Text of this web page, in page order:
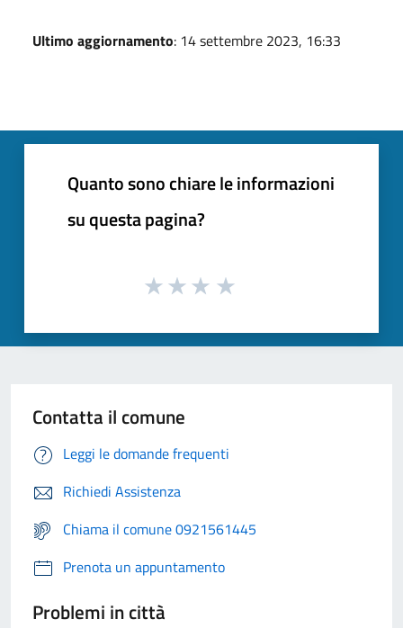
Ultimo aggiornamento: 14 settembre 2023, 16:33
Quanto sono chiare le informazioni
su questa pagina?
Contatta il comune
Leggi le domande frequenti
Richiedi Assistenza
Chiama il comune 0921561445
Prenota un appuntamento
Problemi in città